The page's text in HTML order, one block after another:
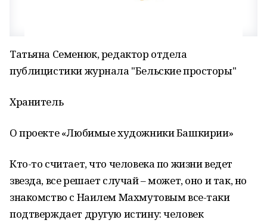
Татьяна Семенюк, редактор отдела
публицистики журнала "Бельские просторы"
Хранитель
О проекте «Любимые художники Башкирии»
Кто-то считает, что человека по жизни ведет
звезда, все решает случай – может, оно и так, но
знакомство с Наилем Махмутовым все-таки
подтверждает другую истину: человек